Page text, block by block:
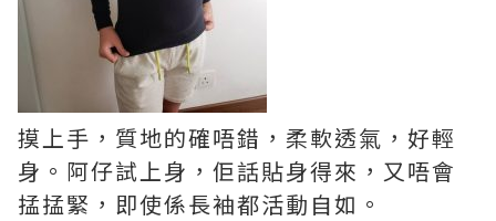
摸上手，質地的確唔錯，柔軟透氣，好輕
身。阿仔試上身，佢話貼身得來，又唔會
掹掹緊，即使係長袖都活動自如。